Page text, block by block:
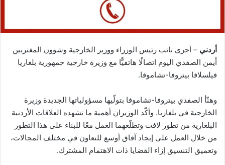
أردني – أجرى نائب رئيس الوزراء ووزير الخارجية وشؤون المغتربين
أيمن الصفدي اليوم اتصالًا هاتفيًّا مع وزيرة خارجية جمهورية بلغاريا
فيلسلافا بيتروفا-تشاموفا.
وهنّأ الصفدي بيتروفا-تشاموفا بتولّيها مسؤولياتها الجديدة وزيرة
الخارجية في بلغاريا. وأكّد الوزيران أهمية ما تشهده العلاقات الأردنية
البلغارية من تطور لافت وتطلّعهما العمل معًا للبناء على هذا التطور
من خلال العمل على إيجاد آفاق أوسع للتعاون في مختلف المجالات،
وتعميق التنسيق إزاء القضايا ذات الاهتمام المشترك.